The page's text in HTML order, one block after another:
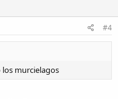
#4
los murcielagos